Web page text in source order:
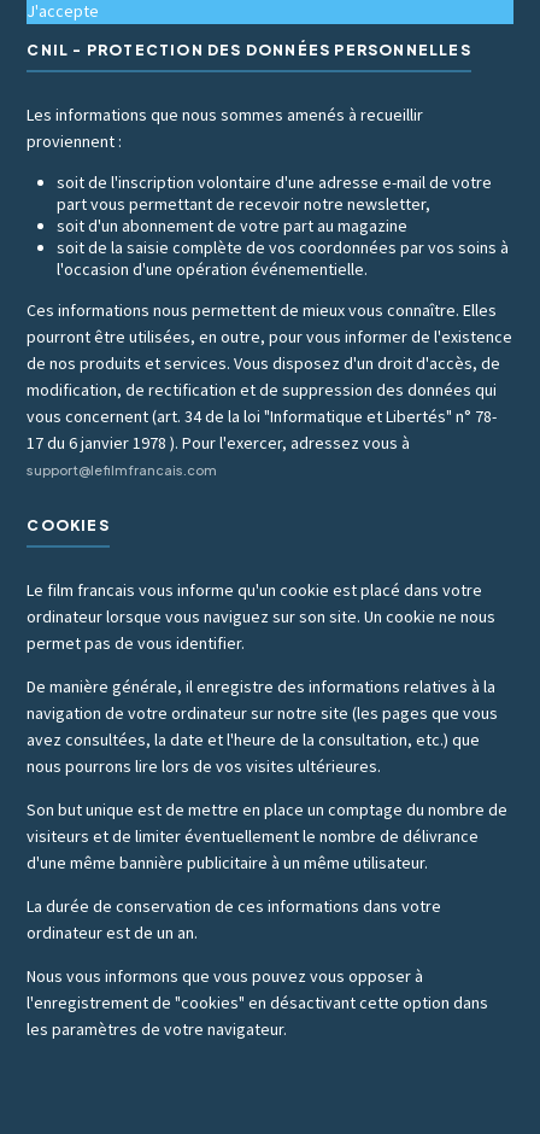
J'accepte
CNIL - PROTECTION DES DONNÉES PERSONNELLES
Les informations que nous sommes amenés à recueillir
proviennent :
soit de l'inscription volontaire d'une adresse e-mail de votre
part vous permettant de recevoir notre newsletter,
soit d'un abonnement de votre part au magazine
soit de la saisie complète de vos coordonnées par vos soins à
l'occasion d'une opération événementielle.
Ces informations nous permettent de mieux vous connaître. Elles
pourront être utilisées, en outre, pour vous informer de l'existence
de nos produits et services. Vous disposez d'un droit d'accès, de
modification, de rectification et de suppression des données qui
vous concernent (art. 34 de la loi "Informatique et Libertés" n° 78-
17 du 6 janvier 1978 ). Pour l'exercer, adressez vous à
support@lefilmfrancais.com
COOKIES
Le film francais vous informe qu'un cookie est placé dans votre
ordinateur lorsque vous naviguez sur son site. Un cookie ne nous
permet pas de vous identifier.
De manière générale, il enregistre des informations relatives à la
navigation de votre ordinateur sur notre site (les pages que vous
avez consultées, la date et l'heure de la consultation, etc.) que
nous pourrons lire lors de vos visites ultérieures.
Son but unique est de mettre en place un comptage du nombre de
visiteurs et de limiter éventuellement le nombre de délivrance
d'une même bannière publicitaire à un même utilisateur.
La durée de conservation de ces informations dans votre
ordinateur est de un an.
Nous vous informons que vous pouvez vous opposer à
l'enregistrement de "cookies" en désactivant cette option dans
les paramètres de votre navigateur.